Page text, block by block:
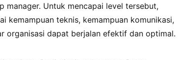
manager. Untuk mencapai level tersebut,
kemampuan teknis, kemampuan komunikasi,
organisasi dapat berjalan efektif dan optimal.